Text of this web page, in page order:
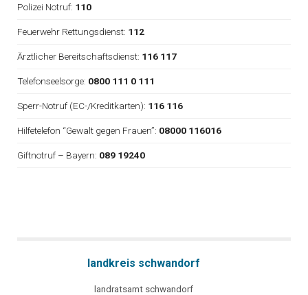
Polizei Notruf: 110
Feuerwehr Rettungsdienst: 112
Ärztlicher Bereitschaftsdienst: 116 117
Telefonseelsorge: 0800 111 0 111
Sperr-Notruf (EC-/Kreditkarten): 116 116
Hilfetelefon “Gewalt gegen Frauen”: 08000 116016
Giftnotruf – Bayern: 089 19240
landkreis schwandorf
landratsamt schwandorf